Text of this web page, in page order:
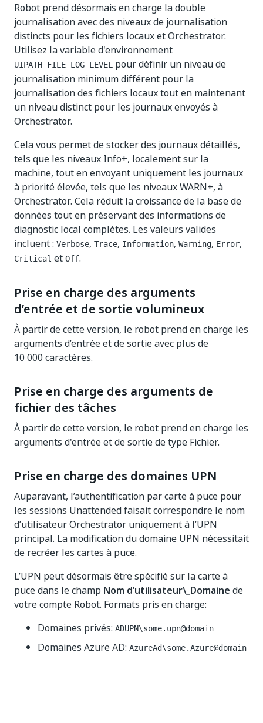
Robot prend désormais en charge la double
journalisation avec des niveaux de journalisation
distincts pour les fichiers locaux et Orchestrator.
Utilisez la variable d'environnement
UIPATH_FILE_LOG_LEVEL
pour définir un niveau de
journalisation minimum différent pour la
journalisation des fichiers locaux tout en maintenant
un niveau distinct pour les journaux envoyés à
Orchestrator.
Cela vous permet de stocker des journaux détaillés,
tels que les niveaux Info+, localement sur la
machine, tout en envoyant uniquement les journaux
à priorité élevée, tels que les niveaux WARN+, à
Orchestrator. Cela réduit la croissance de la base de
données tout en préservant des informations de
diagnostic local complètes. Les valeurs valides
incluent : Verbose, Trace, Information, Warning, Error,
Critical et Off.
Prise en charge des arguments
d’entrée et de sortie volumineux
À partir de cette version, le robot prend en charge les
arguments d’entrée et de sortie avec plus de
10 000 caractères.
Prise en charge des arguments de
fichier des tâches
À partir de cette version, le robot prend en charge les
arguments d'entrée et de sortie de type Fichier.
Prise en charge des domaines UPN
Auparavant, l’authentification par carte à puce pour
les sessions Unattended faisait correspondre le nom
d’utilisateur Orchestrator uniquement à l’UPN
principal. La modification du domaine UPN nécessitait
de recréer les cartes à puce.
L’UPN peut désormais être spécifié sur la carte à
puce dans le champ Nom d’utilisateur\_Domaine de
votre compte Robot. Formats pris en charge:
Domaines privés: ADUPN\some.upn@domain
Domaines Azure AD: AzureAd\some.Azure@domain